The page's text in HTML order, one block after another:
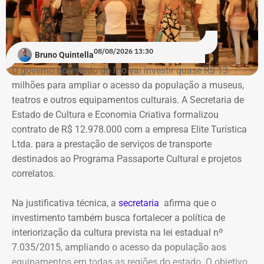
Na ação, a prefeitura também pede informações
cadastrais, endereços eletrônicos, telefones, IPs,
dispositivos utilizados, histórico de nomes,
administradores atuais e anteriores, contas vinculadas,
meios de recuperação, contas publicitárias e dados de
pagamento. Com isso, a Meta também seria obrigada a
elaborar uma tabela comparativa, indicando se os perfis
compartilham telefones, dispositivos, endereços de IP,
administradores, contas de anúncios, meios de
pagamento ou gerenciadores de negócios.
Ação também requer anúncios e
impulsionamentos e cita morte de
criança como exemplo de fake news
As 31 publicações relacionadas pela prefeitura tratam de
“O Globo”.
Bruno Quintella08/08/2026 13:30
O governo do estado do Rio vai investir quase R$ 13
milhões para ampliar o acesso da população a museus,
teatros e outros equipamentos culturais. A Secretaria de
Estado de Cultura e Economia Criativa formalizou
contrato de R$ 12.978.000 com a empresa Elite Turística
Ltda. para a prestação de serviços de transporte
destinados ao Programa Passaporte Cultural e projetos
correlatos.
Na justificativa técnica, a secretaria afirma que o
investimento também busca fortalecer a política de
interiorização da cultura prevista na lei estadual nº
7.035/2015, ampliando o acesso da população aos